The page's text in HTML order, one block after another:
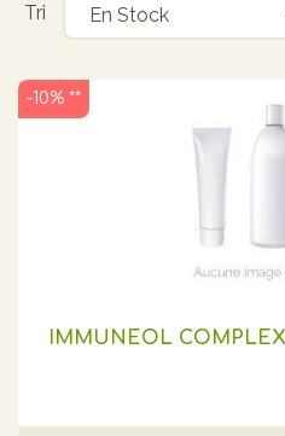
Tri
IMMUNEOL
-10% **